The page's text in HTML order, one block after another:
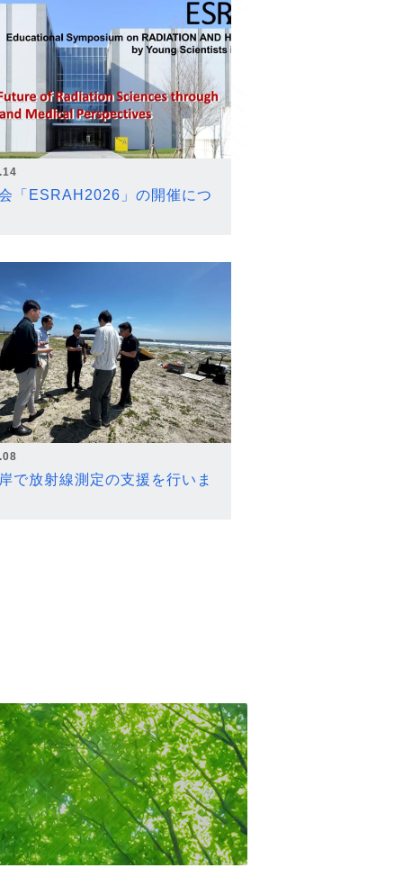
「ESRAH2026」の開催につ
で放射線測定の支援を行いま